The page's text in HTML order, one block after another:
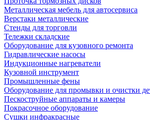
Металлическая мебель для автосервиса
Верстаки металлические
Стенды для торговли
Тележки складские
Оборудование для кузовного ремонта
Гидравлические насосы
Индукционные нагреватели
Кузовной инструмент
Промышленные фены
Оборудование для промывки и очистки
Пескоструйные аппараты и камеры
Покрасочное оборудование
Сушки инфракрасные